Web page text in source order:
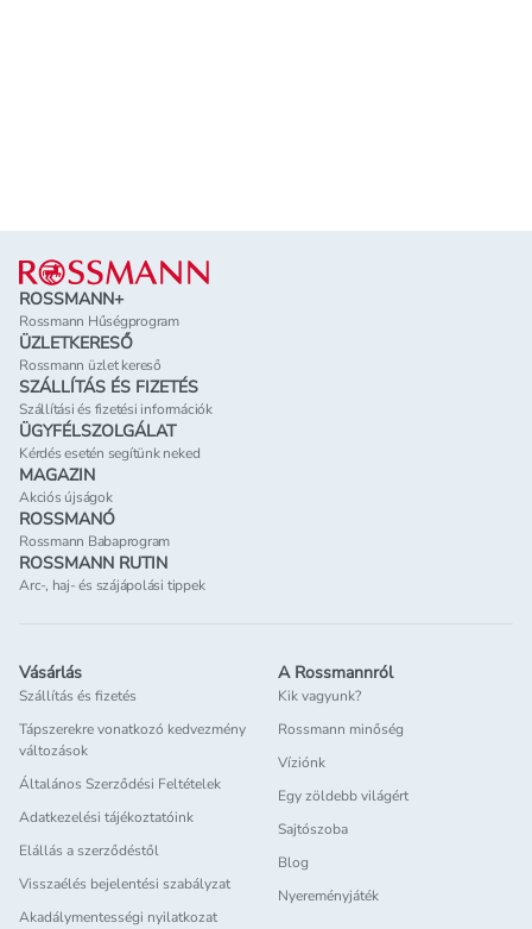
Lábléc
ROSSMANN+
Rossmann Hűségprogram
ÜZLETKERESŐ
Rossmann üzlet kereső
SZÁLLÍTÁS ÉS FIZETÉS
Szállítási és fizetési információk
ÜGYFÉLSZOLGÁLAT
Kérdés esetén segítünk neked
MAGAZIN
Akciós újságok
ROSSMANÓ
Rossmann Babaprogram
ROSSMANN RUTIN
Arc-, haj- és szájápolási tippek
Vásárlás
Szállítás és fizetés
Tápszerekre vonatkozó kedvezmény
változások
Általános Szerződési Feltételek
Adatkezelési tájékoztatóink
Elállás a szerződéstől
Visszaélés bejelentési szabályzat
Akadálymentességi nyilatkozat
A Rossmannról
Kik vagyunk?
Rossmann minőség
Víziónk
Egy zöldebb világért
Sajtószoba
Blog
Nyereményjáték